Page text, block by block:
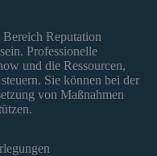
Reputation
Professionelle
und die Ressourcen,
Sie können bei der
von Maßnahmen